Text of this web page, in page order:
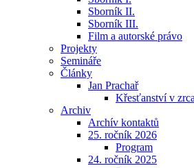
Sborník II.
Sborník III.
Film a autorské právo
Projekty
Semináře
Články
Jan Prachař
Křesťanství v
Archiv
Archív kontaktů
25. ročník 2026
Program
24. ročník 2025